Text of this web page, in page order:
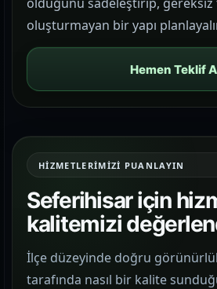
oluşturmayan bir yapı
Hemen Teklif
HIZMETLERIMIZI PUANLAYIN
Seferihisar için
kalitemizi
İlçe düzeyinde doğru
tarafında nasıl bir kalite